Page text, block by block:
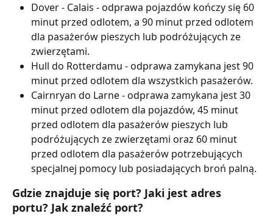
Dover - Calais - odprawa pojazdów kończy się 60
minut przed odlotem, a 90 minut przed odlotem
dla pasażerów pieszych lub podróżujących ze
zwierzętami.
Hull do Rotterdamu - odprawa zamykana jest 90
minut przed odlotem dla wszystkich pasażerów.
Cairnryan do Larne - odprawa zamykana jest 30
minut przed odlotem dla pojazdów, 45 minut
przed odlotem dla pasażerów pieszych lub
podróżujących ze zwierzętami oraz 60 minut
przed odlotem dla pasażerów potrzebujących
specjalnej pomocy lub posiadających broń palną.
Gdzie znajduje się port? Jaki jest adres
portu? Jak znaleźć port?